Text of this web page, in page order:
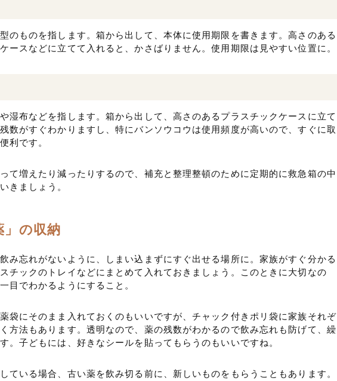
のものを指します。箱から出して、本体に使用期限を書きます。高さのある
ースなどに立てて入れると、かさばりません。使用期限は見やすい位置に。
湿布などを指します。箱から出して、高さのあるプラスチックケースに立て
数がすぐわかりますし、特にバンソウコウは使用頻度が高いので、すぐに取
利です。
て増えたり減ったりするので、補充と整理整頓のために定期的に救急箱の中
きましょう。
」の収納
飲み忘れがないように、しまい込まずにすぐ出せる場所に。家族がすぐ分かる
チックのトレイなどにまとめて入れておきましょう。このときに大切なの
目でわかるようにすること。
袋にそのまま入れておくのもいいですが、チャック付きポリ袋に家族それぞ
方法もあります。透明なので、薬の残数がわかるので飲み忘れも防げて、繰
。子どもには、好きなシールを貼ってもらうのもいいですね。
ている場合、古い薬を飲み切る前に、新しいものをもらうこともあります。